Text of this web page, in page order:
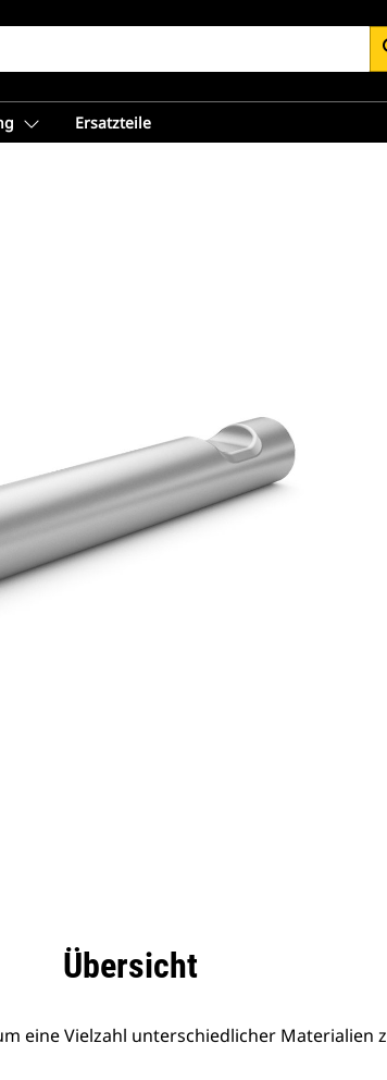
Ersatzteile
Daten
Übersicht
eine Vielzahl unterschiedlicher Materialien